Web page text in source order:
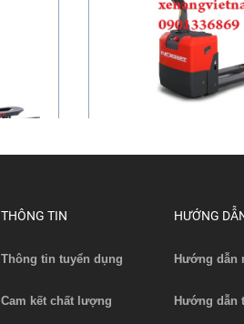
Xem chi tiết
THÔNG TIN
Thông tin tuyển dụng
Cam kết chất lượng
HƯỚNG
Hướng dẫn
Hướng dẫn